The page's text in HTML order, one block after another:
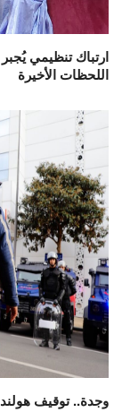
ارتباك تنظيمي
اللحظات الأخيرة
وجدة.. توقيف